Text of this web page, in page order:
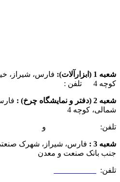
شعبه 1 (ابزارآلات):
فارس، شیراز،
کوچه 4 تلفن :
شعبه 2 (دفتر و نمایشگاه چرخ) :
شمالی، کوچه 4
تلفن: و
شعبه 3 :
فارس، شیراز، شهرک
جنب بانک صنعت و معدن
تلفن: